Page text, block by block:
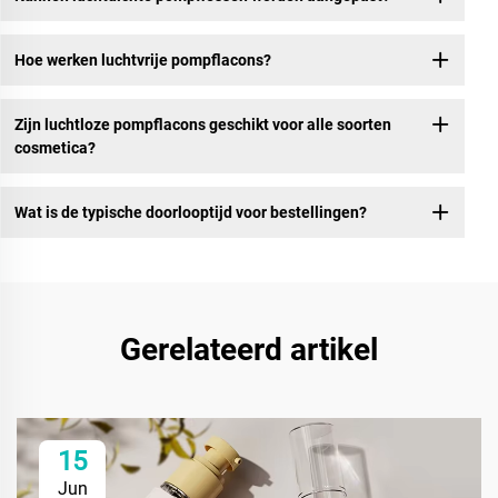
Hoe werken luchtvrije pompflacons?
Zijn luchtloze pompflacons geschikt voor alle soorten
cosmetica?
Wat is de typische doorlooptijd voor bestellingen?
Gerelateerd artikel
15
Jun